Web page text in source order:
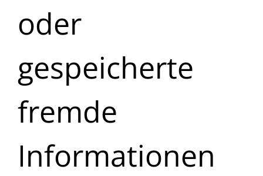
oder
gespeicherte
fremde
Informationen